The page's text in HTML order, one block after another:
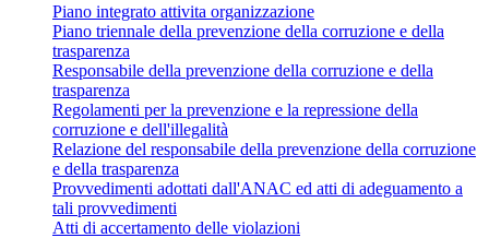
Piano integrato attivita organizzazione
Piano triennale della prevenzione della corruzione e della
trasparenza
Responsabile della prevenzione della corruzione e della
trasparenza
Regolamenti per la prevenzione e la repressione della
corruzione e dell'illegalità
Relazione del responsabile della prevenzione della corruzione
e della trasparenza
Provvedimenti adottati dall'ANAC ed atti di adeguamento a
tali provvedimenti
Atti di accertamento delle violazioni